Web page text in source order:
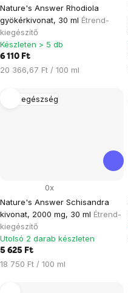
Nature's Answer Rhodiola
gyökérkivonat, 30 ml Étrend-
kiegészítő
Készleten > 5 db
6 110 Ft
Egységár:
20 366,67 Ft / 100 ml
Máj egészség
Nature's Answer Schisandra
kivonat, 2000 mg, 30 ml Étrend-
kiegészítő
0x
Utolsó 2 darab készleten
5 625 Ft
Egységár:
18 750 Ft / 100 ml